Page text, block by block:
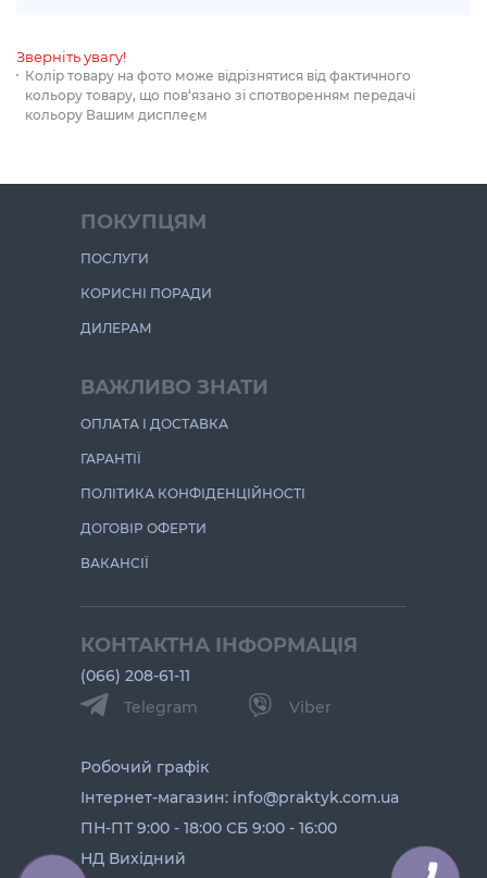
Зверніть увагу!
Колір товару на фото може відрізнятися від фактичного
кольору товару, що пов‘язано зі спотворенням передачі
кольору Вашим дисплеєм
ПОКУПЦЯМ
ПОСЛУГИ
КОРИСНІ ПОРАДИ
ДИЛЕРАМ
ВАЖЛИВО ЗНАТИ
ОПЛАТА І ДОСТАВКА
ГАРАНТІЇ
ПОЛІТИКА КОНФІДЕНЦІЙНОСТІ
ДОГОВІР ОФЕРТИ
ВАКАНСІЇ
КОНТАКТНА ІНФОРМАЦІЯ
(066) 208-61-11
Telegram
Viber
Робочий графік
Інтернет-магазин: info@praktyk.com.ua
ПН-ПТ 9:00 - 18:00 СБ 9:00 - 16:00
НД Вихідний